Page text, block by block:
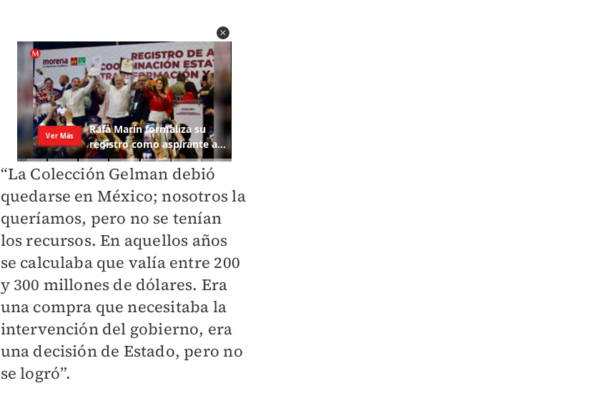
“La Colección Gelman debió
quedarse en México; nosotros la
queríamos, pero no se tenían
los recursos. En aquellos años
se calculaba que valía entre 200
y 300 millones de dólares. Era
una compra que necesitaba la
intervención del gobierno, era
una decisión de Estado, pero no
se logró”.